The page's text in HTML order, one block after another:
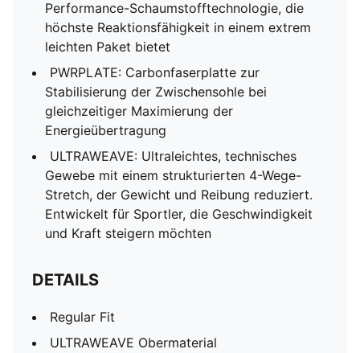
Performance-Schaumstofftechnologie, die
höchste Reaktionsfähigkeit in einem extrem
leichten Paket bietet
PWRPLATE: Carbonfaserplatte zur
Stabilisierung der Zwischensohle bei
gleichzeitiger Maximierung der
Energieübertragung
ULTRAWEAVE: Ultraleichtes, technisches
Gewebe mit einem strukturierten 4-Wege-
Stretch, der Gewicht und Reibung reduziert.
Entwickelt für Sportler, die Geschwindigkeit
und Kraft steigern möchten
DETAILS
Regular Fit
ULTRAWEAVE Obermaterial